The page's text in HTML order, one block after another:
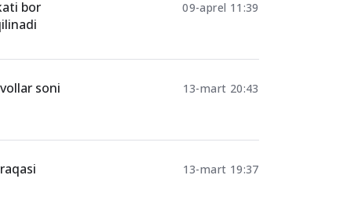
bor
09-aprel 11:39
soni
13-mart 20:43
13-mart 19:37